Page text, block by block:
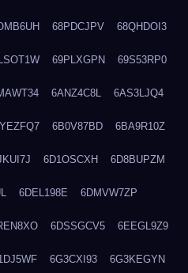
68PDCJPV 68QHDOI3
69PLXGPN 69S53RP0
6ANZ4C8L 6AS3LJQ4
6B0V87BD 6BA9R10Z
6D1OSCXH 6D8BUPZM
6DEL198E 6DMVW7ZP
6DSSGCV5 6EEGL9Z9
6G3CXI93 6G3KEGYN